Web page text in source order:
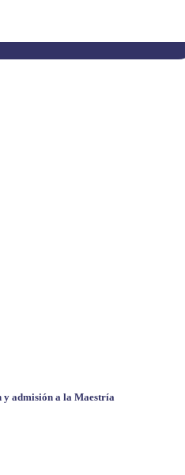
y admisión a la Maestría